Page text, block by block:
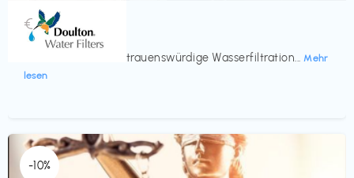
Küche & Haushalt
Doulton
Seit 200 Jahren vertrauenswürdige Wasserfiltration... Mehr
lesen
€‎
-10%